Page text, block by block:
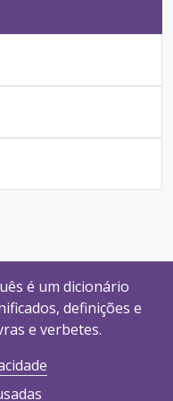
é um dicionário
definições e
e verbetes.